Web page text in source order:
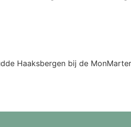
Haaksbergen bij de